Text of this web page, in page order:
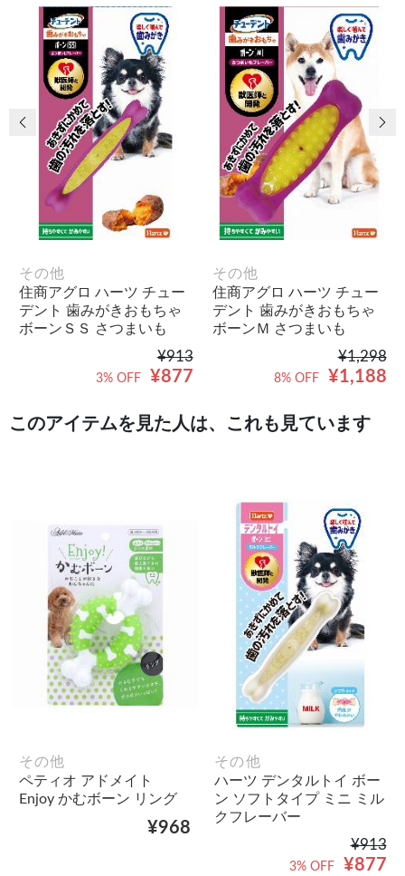
その他
住商アグロ ハーツ チュー
デント 歯みがきおもちゃ
ボーンＳＳ さつまいも
¥913
¥877
3% OFF
その他
住商アグロ ハーツ チュー
デント 歯みがきおもちゃ
ボーンＭ さつまいも
¥1,298
¥1,188
8% OFF
前の画像 次
このアイテムを見た人は、これも見ています
その他
ペティオ アドメイト
Enjoy かむボーン リング
¥968
その他
ハーツ デンタルトイ ボー
ン ソフトタイプ ミニ ミル
クフレーバー
¥913
¥877
3% OFF